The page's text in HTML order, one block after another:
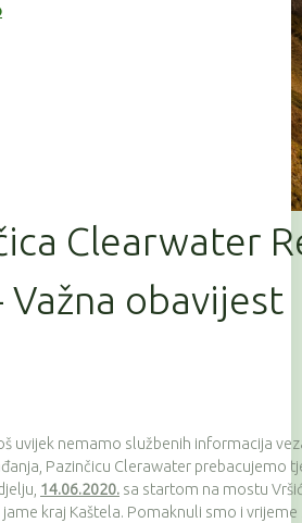
Clearwater
Važna obavijest
uvijek nemamo službenih informacija
Pazinčicu Clerawater prebacujemo
14.06.2020. sa startom na mostu
jame kraj Kaštela. Pomaknuli smo i